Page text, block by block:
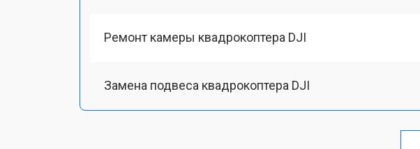
Ремонт камеры квадрокоптера DJI
Замена подвеса квадрокоптера DJI